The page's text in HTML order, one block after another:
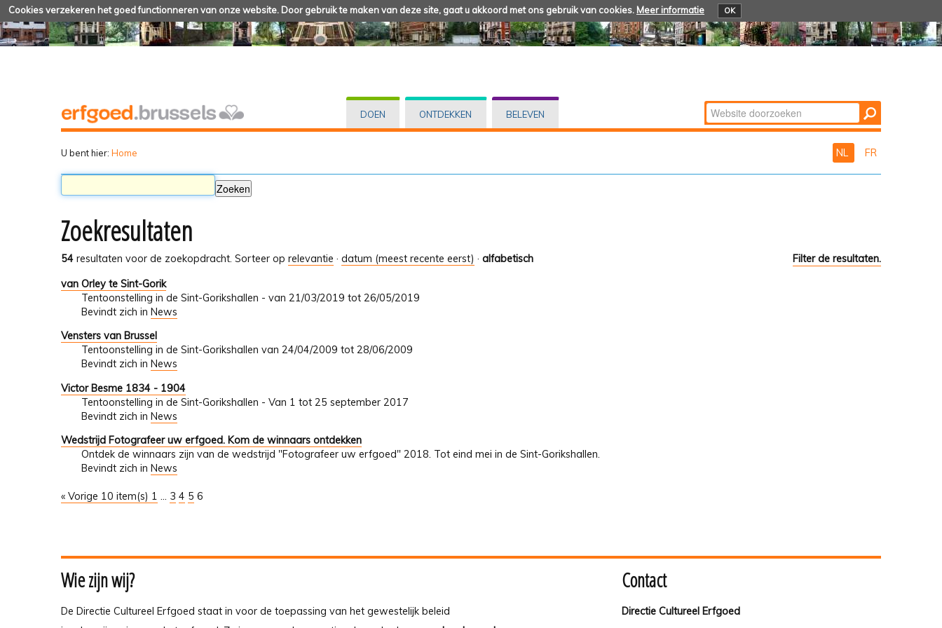
Cookies verzekeren het goed functionneren van onze website. Door gebruik te maken van deze site, gaat u akkoord met ons gebruik van cookies. Meer informatie OK
DOEN ONTDEKKEN BELEVEN Zoek
Geavanceerd
U bent hier: Home NL FR
Zoekresultaten
54 resultaten voor de zoekopdracht. Filter de resultaten.
Sorteer op relevantie · datum (meest recente eerst) · alfabetisch
van Orley te Sint-Gorik
Tentoonstelling in de Sint-Gorikshallen - van 21/03/2019 tot 26/05/2019
Bevindt zich in News
Vensters van Brussel
Tentoonstelling in de Sint-Gorikshallen van 24/04/2009 tot 28/06/2009
Bevindt zich in News
Victor Besme 1834 - 1904
Tentoonstelling in de Sint-Gorikshallen - Van 1 tot 25 september 2017
Bevindt zich in News
Wedstrijd Fotografeer uw erfgoed. Kom de winnaars ontdekken
Ontdek de winnaars zijn van de wedstrijd "Fotografeer uw erfgoed" 2018. Tot eind mei in de Sint-Gorikshallen.
Bevindt zich in News
« Vorige 10 item(s) 1 ... 3 4 5 6
Wie zijn wij?
De Directie Cultureel Erfgoed staat in voor de toepassing van het gewestelijk beleid
Contact
Directie Cultureel Erfgoed